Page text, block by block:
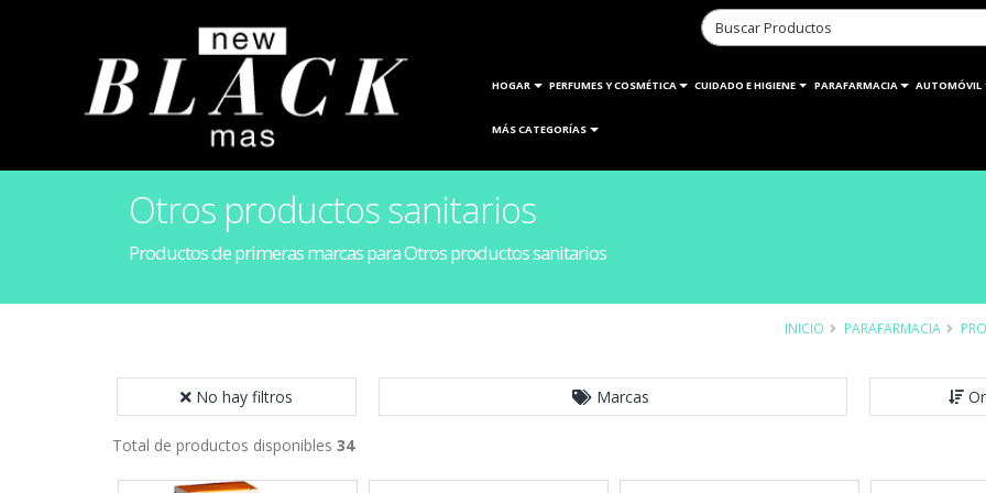
HOGAR PERFUMES Y COSMÉTICA CUIDADO E HIGIENE PARAFARMACIA AUTOMÓVIL
MÁS CATEGORÍAS
Otros productos sanitarios
Productos de primeras marcas para Otros productos sanitarios
INICIO PARAFARMACIA
No hay filtros Marcas
Total de productos disponibles 34